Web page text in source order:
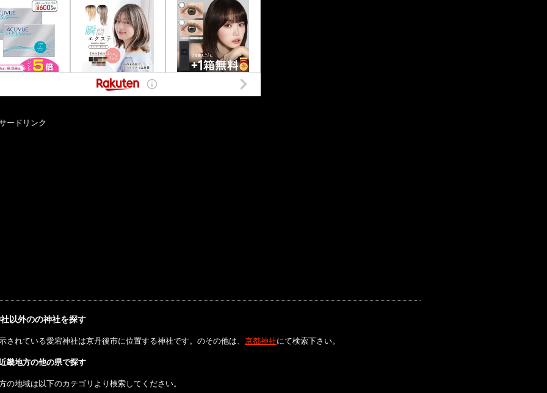
ードリンク
以外のの神社を探す
されている愛宕神社は京丹後市に位置する神社です。のその他は、 京都神社にて検索下さい。
畿地方の他の県で探す
の地域は以下のカテゴリより検索してください。